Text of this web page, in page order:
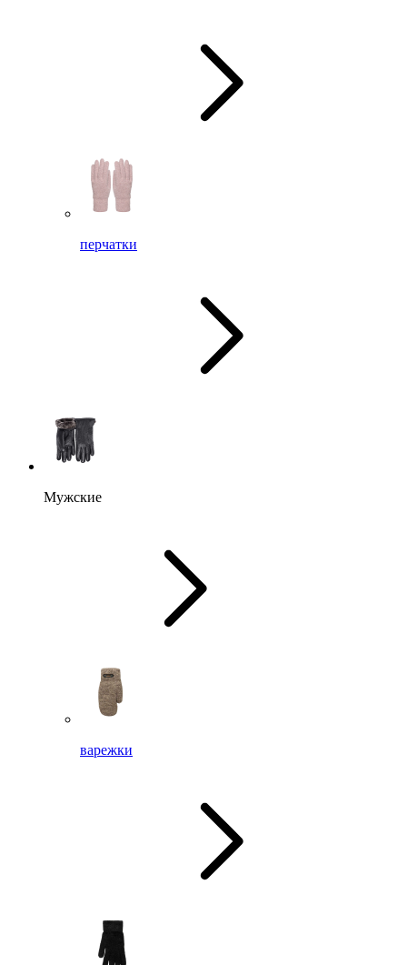
перчатки
Мужские
варежки